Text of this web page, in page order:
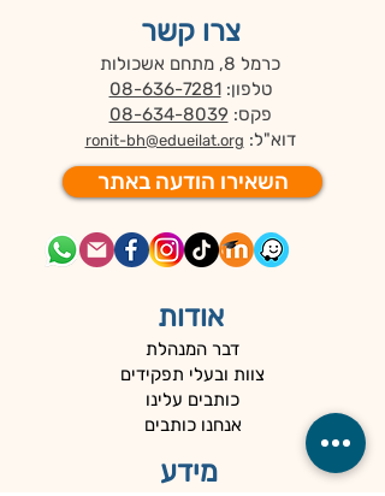
צרו קשר
כרמל 8, מתחם אשכולות
טלפון: 08-636-7281
פקס: 08-634-8039
דוא"ל: ronit-bh@edueilat.org
השאירו הודעה באתר
אודות
דבר המנהלת
צוות ובעלי תפקידים
כותבים עלינו
אנחנו כותבים
מידע